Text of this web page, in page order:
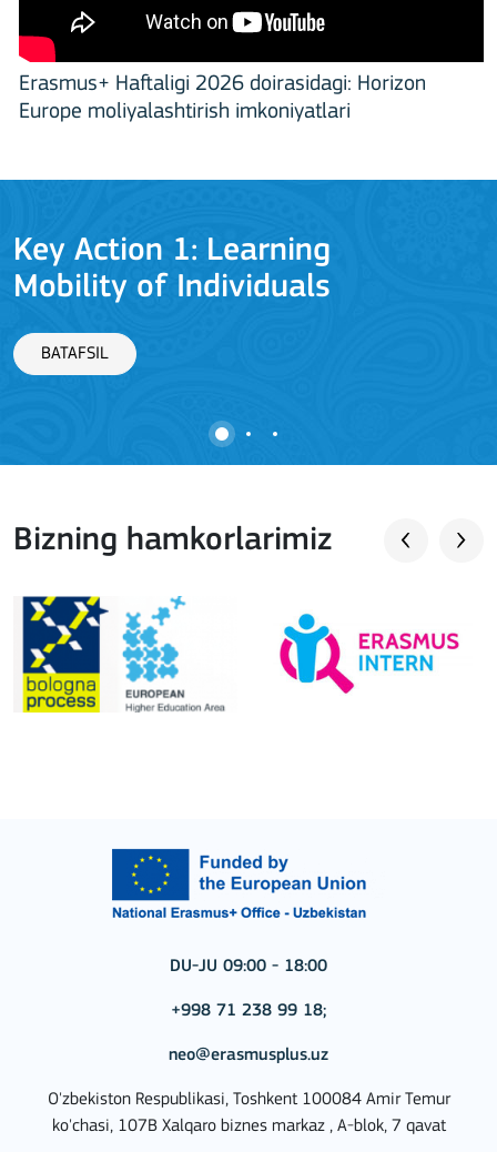
Erasmus+ Haftaligi 2026 doirasidagi: Horizon
Europe moliyalashtirish imkoniyatlari
Key Action 1: Learning
Mobility of Individuals
BATAFSIL
Bizning hamkorlarimiz
DU-JU 09:00 - 18:00
+998 71 238 99 18;
neo@erasmusplus.uz
O'zbekiston Respublikasi, Toshkent 100084 Amir Temur
ko'chasi, 107B Xalqaro biznes markaz , A-blok, 7 qavat